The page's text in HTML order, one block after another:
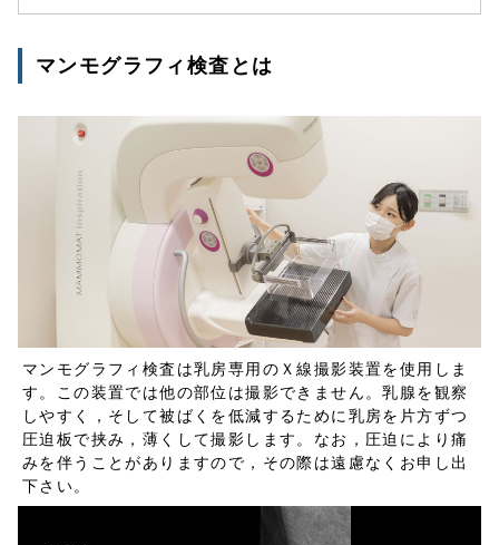
マンモグラフィ検査とは
マンモグラフィ検査は乳房専用のＸ線撮影装置を使用しま
す。この装置では他の部位は撮影できません。乳腺を観察
しやすく，そして被ばくを低減するために乳房を片方ずつ
圧迫板で挟み，薄くして撮影します。なお，圧迫により痛
みを伴うことがありますので，その際は遠慮なくお申し出
下さい。